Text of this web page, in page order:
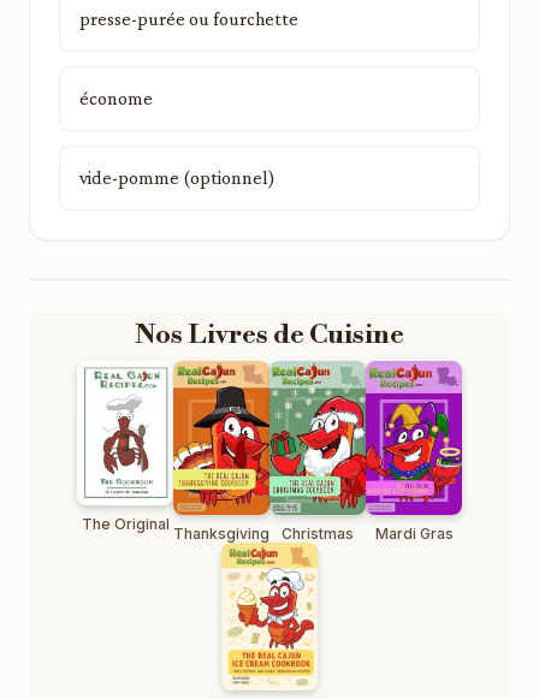
presse-purée ou fourchette
économe
vide-pomme (optionnel)
Nos Livres de Cuisine
The Original Thanksgiving Christmas Mardi Gras